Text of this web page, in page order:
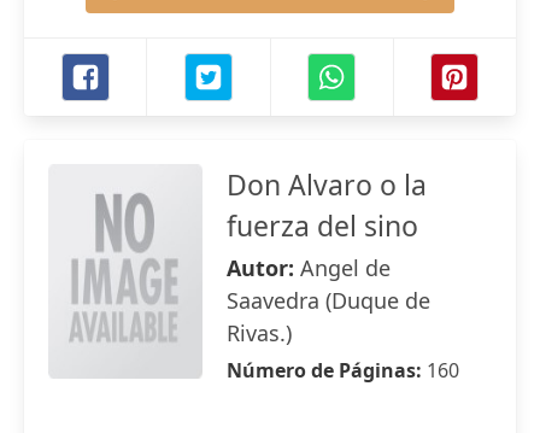
Don Alvaro o la
fuerza del sino
Autor: Angel de
Saavedra (Duque de
Rivas.)
Número de Páginas: 160